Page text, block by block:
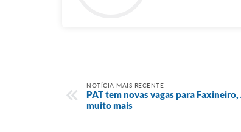
NOTÍCIA MAIS RECENTE
PAT tem novas vagas para
muito mais